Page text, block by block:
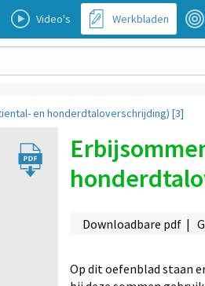
Video's Werkbladen
en honderdtaloverschrijding) [3]
Downloadbare pdf |
Op dit oefenblad staan